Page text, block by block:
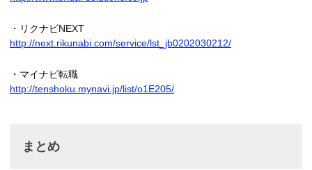
・リクナビNEXT
http://next.rikunabi.com/service/lst_jb0202030212/
・マイナビ転職
http://tenshoku.mynavi.jp/list/o1E205/
まとめ